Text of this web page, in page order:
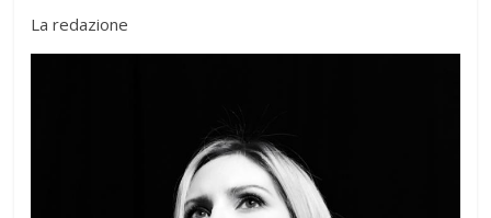
La redazione